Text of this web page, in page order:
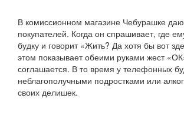
В комиссионном магазине Чебурашке
покупателей. Когда он спрашивает, где
будку и говорит «Жить? Да хотя бы вот
этом показывает обеими руками жест
соглашается. В то время у телефонных
неблагополучными подростками или
своих делишек.